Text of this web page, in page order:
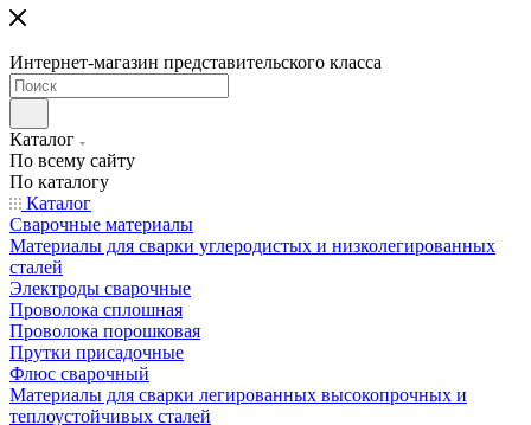
Интернет-магазин представительского класса
Каталог
По всему сайту
По каталогу
Каталог
Сварочные материалы
Материалы для сварки углеродистых и низколегированных
сталей
Электроды сварочные
Проволока сплошная
Проволока порошковая
Прутки присадочные
Флюс сварочный
Материалы для сварки легированных высокопрочных и
теплоустойчивых сталей